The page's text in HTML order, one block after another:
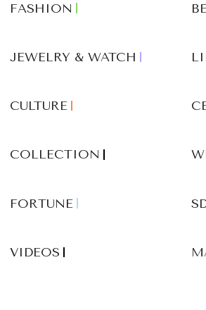
FASHION
JEWELRY & WATCH
CULTURE
COLLECTION
FORTUNE
VIDEOS